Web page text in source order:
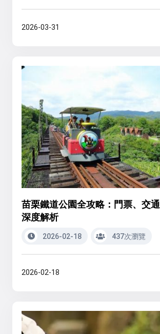
2026-03-31
苗栗鐵道公園全攻略：門票、交
深度解析
2026-02-18 437次瀏覽
2026-02-18